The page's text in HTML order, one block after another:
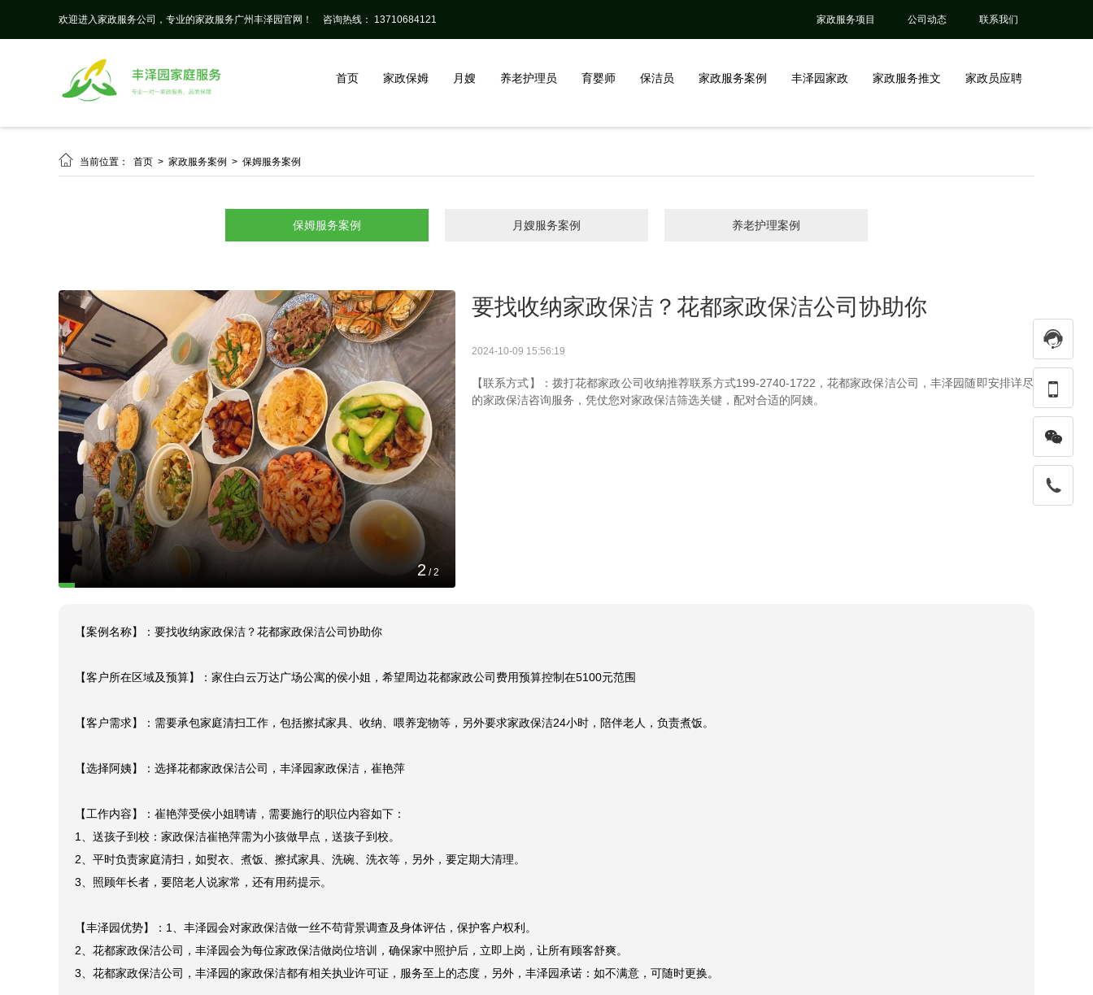
欢迎进入家政服务公司，专业的家政服务广州丰泽园官网！ 咨询热线： 13710684121 家政服务项目 公司动态 联系我们
首页 家政保姆 月嫂 养老护理员 育婴师 保洁员 家政服务案例 丰泽园家政 家政服务推文 家政员应聘
 当前位置： 首页 > 家政服务案例 > 保姆服务案例
保姆服务案例 月嫂服务案例 养老护理案例
2 /2
要找收纳家政保洁？花都家政保洁公司协助你
2024-10-09 15:56:19
【联系方式】：拨打花都家政公司收纳推荐联系方式199-2740-1722，花都家政保洁公司，丰泽园随即安排详尽
的家政保洁咨询服务，凭仗您对家政保洁筛选关键，配对合适的阿姨。
【案例名称】：要找收纳家政保洁？花都家政保洁公司协助你
【客户所在区域及预算】：家住白云万达广场公寓的侯小姐，希望周边花都家政公司费用预算控制在5100元范围
【客户需求】：需要承包家庭清扫工作，包括擦拭家具、收纳、喂养宠物等，另外要求家政保洁24小时，陪伴老人，负责煮饭。
【选择阿姨】：选择花都家政保洁公司，丰泽园家政保洁，崔艳萍
【工作内容】：崔艳萍受侯小姐聘请，需要施行的职位内容如下：
1、送孩子到校：家政保洁崔艳萍需为小孩做早点，送孩子到校。
2、平时负责家庭清扫，如熨衣、煮饭、擦拭家具、洗碗、洗衣等，另外，要定期大清理。
3、照顾年长者，要陪老人说家常，还有用药提示。
【丰泽园优势】：1、丰泽园会对家政保洁做一丝不苟背景调查及身体评估，保护客户权利。
2、花都家政保洁公司，丰泽园会为每位家政保洁做岗位培训，确保家中照护后，立即上岗，让所有顾客舒爽。
3、花都家政保洁公司，丰泽园的家政保洁都有相关执业许可证，服务至上的态度，另外，丰泽园承诺：如不满意，可随时更换。

